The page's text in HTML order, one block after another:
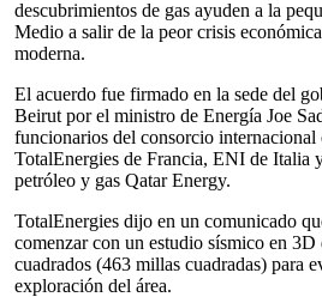
descubrimientos de gas ayuden a la
Medio a salir de la peor crisis
moderna.
El acuerdo fue firmado en la sede del
Beirut por el ministro de Energía Joe
funcionarios del consorcio internacional
TotalEnergies de Francia, ENI de Italia
petróleo y gas Qatar Energy.
TotalEnergies dijo en un comunicado
comenzar con un estudio sísmico en
cuadrados (463 millas cuadradas) para
exploración del área.